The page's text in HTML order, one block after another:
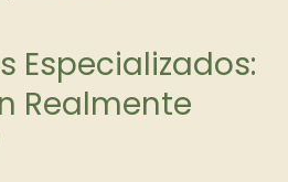
Especializados:
Realmente